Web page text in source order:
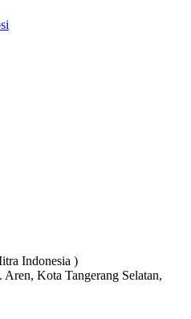
Indonesia )
Aren, Kota Tangerang Selatan,